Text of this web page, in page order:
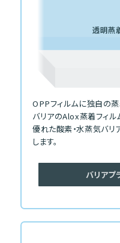
OPPフィルムに独自の
バリアのAlox蒸着フィル
優れた酸素・水蒸気バリ
します。
バリア